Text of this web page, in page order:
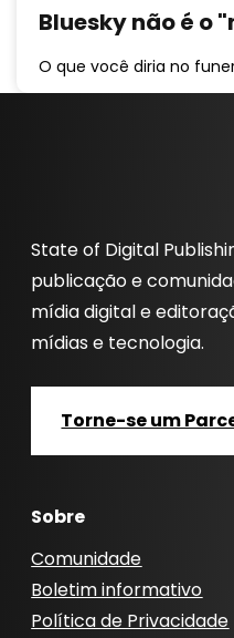
Bluesky não é o
O que você diria no
State of Digital
publicação e
mídia digital e
mídias e tecnologia.
Torne-se um
Sobre
Comunidade
Boletim informativo
Política de Privacidade